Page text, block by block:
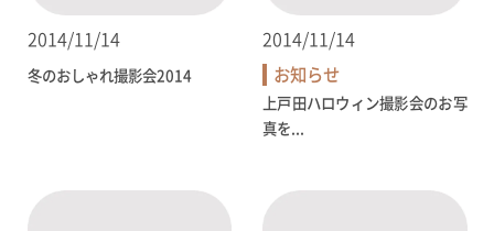
2014/11/14
冬のおしゃれ撮影会2014
2014/11/14
お知らせ
上戸田ハロウィン撮影会のお写
真を...